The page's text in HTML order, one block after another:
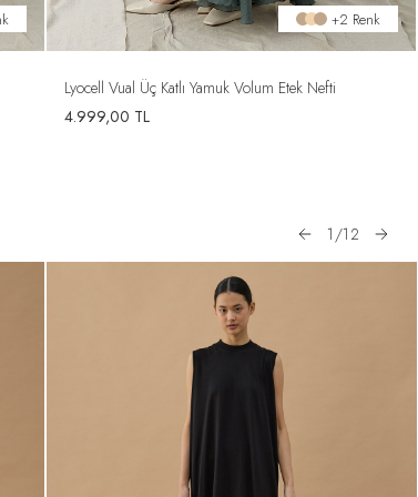
+2 Renk
Lyocell Vual Üç Katlı Yamuk Volum Etek Nefti
4.999,00 TL
1 /12